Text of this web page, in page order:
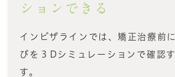
ションできる
インビザラインでは、矯正治療前
びを３Dシミュレーションで確認
す。